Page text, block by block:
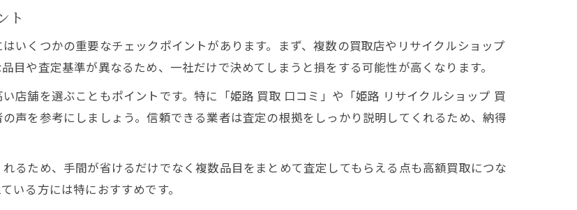
ト
いくつかの重要なチェックポイントがあります。まず、複数の買取店やリサイクルショップ
目や査定基準が異なるため、一社だけで決めてしまうと損をする可能性が高くなります。
店舗を選ぶこともポイントです。特に「姫路 買取 口コミ」や「姫路 リサイクルショップ 買
声を参考にしましょう。信頼できる業者は査定の根拠をしっかり説明してくれるため、納得
るため、手間が省けるだけでなく複数品目をまとめて査定してもらえる点も高額買取につな
いる方には特におすすめです。